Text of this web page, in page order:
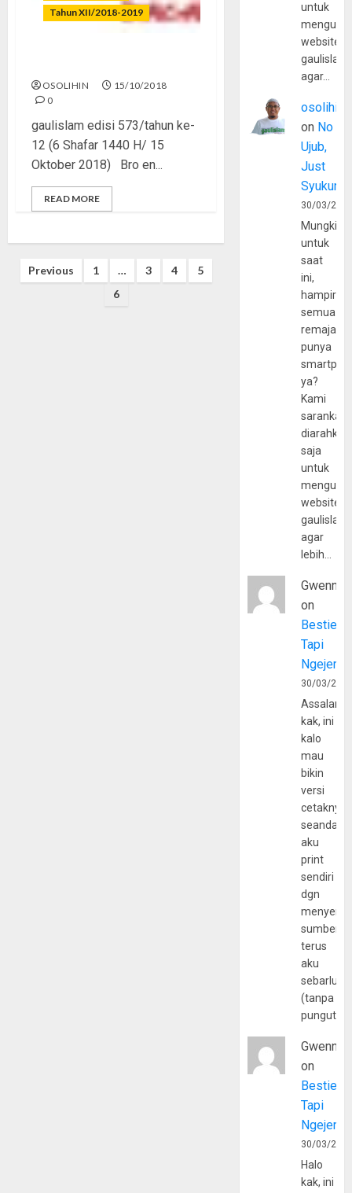
Tahun XII/2018-2019
OSOLIHIN
15/10/2018
0
gaulislam edisi 573/tahun ke-
12 (6 Shafar 1440 H/ 15
Oktober 2018) Bro en...
READ MORE
Posts
Previous 1 … 3 4
5
6
untuk
website
agar…
osolihin
on No
Ujub,
Just
Syukur
30/03/
Mungkin
untuk
saat
ini,
hampir
semua
remaja
punya
ya?
Kami
sarankan,
diarahkan
saja
untuk
website
agar
lebih…
Gwenny
on
Bestie
Tapi
30/03/
kak, ini
kalo
mau
bikin
versi
cetaknya
aku
print
sendiri
dgn
sumber
terus
aku
(tanpa
Gwenny
on
Bestie
Tapi
30/03/
Halo
kak, ini